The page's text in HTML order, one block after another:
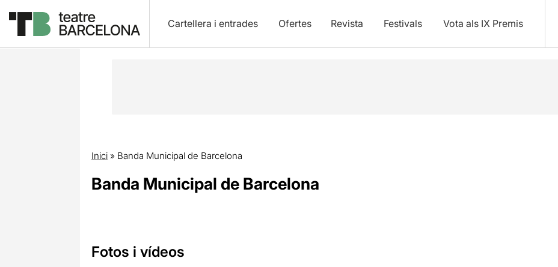
Cartellera i entrades Ofertes Revista Festivals Vota als IX Premis
Inici» Banda Municipal de Barcelona
Banda Municipal de Barcelona
Fotos i vídeos